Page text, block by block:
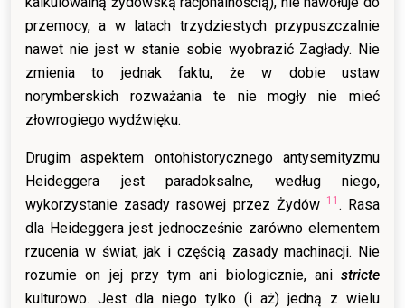
przemocy, a w latach trzydziestych przypuszczalnie
nawet nie jest w stanie sobie wyobrazić Zagłady. Nie
zmienia to jednak faktu, że w dobie ustaw
norymberskich rozważania te nie mogły nie mieć
złowrogiego wydźwięku.
Drugim aspektem ontohistorycznego antysemityzmu
Heideggera jest paradoksalne, według niego,
wykorzystanie zasady rasowej przez Żydów 11 . Rasa
dla Heideggera jest jednocześnie zarówno elementem
rzucenia w świat, jak i częścią zasady machinacji. Nie
rozumie on jej przy tym ani biologicznie, ani stricte
kulturowo. Jest dla niego tylko (i aż) jedną z wielu